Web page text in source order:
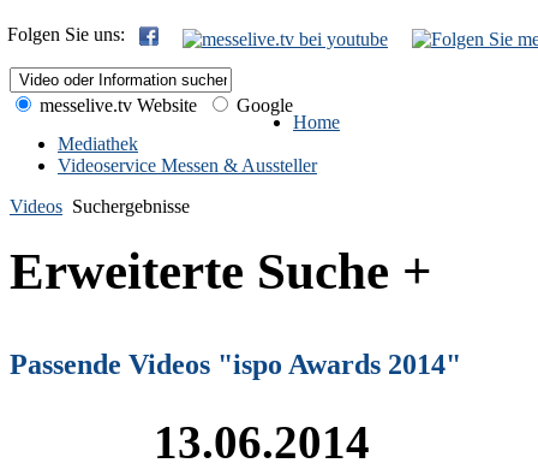
Folgen Sie uns:
messelive.tv Website
Google
Home
Mediathek
Videoservice Messen & Aussteller
Videos Suchergebnisse
Erweiterte Suche +
Passende Videos "ispo Awards 2014"
13.06.2014